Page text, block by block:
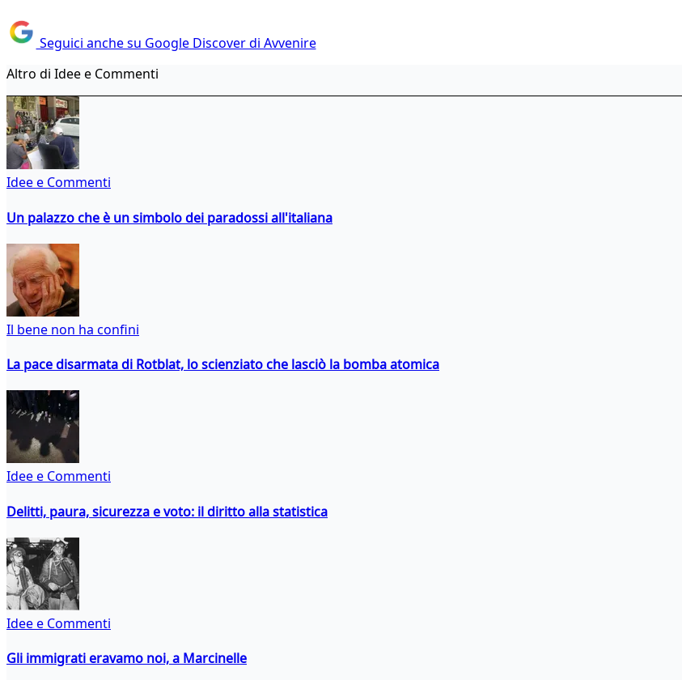
Seguici anche su Google Discover di Avvenire
Altro di Idee e Commenti
Idee e Commenti
Un palazzo che è un simbolo dei paradossi all'italiana
Il bene non ha confini
La pace disarmata di Rotblat, lo scienziato che lasciò la bomba atomica
Idee e Commenti
Delitti, paura, sicurezza e voto: il diritto alla statistica
Idee e Commenti
Gli immigrati eravamo noi, a Marcinelle